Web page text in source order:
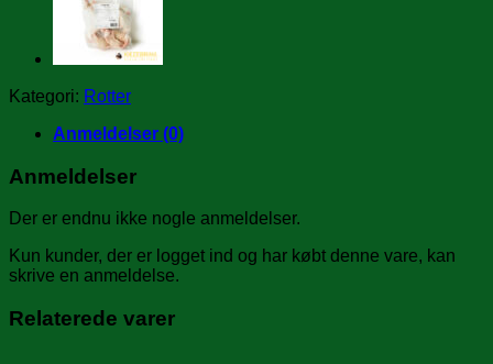
Kategori: Rotter
Anmeldelser (0)
Anmeldelser
Der er endnu ikke nogle anmeldelser.
Kun kunder, der er logget ind og har købt denne vare, kan
skrive en anmeldelse.
Relaterede varer